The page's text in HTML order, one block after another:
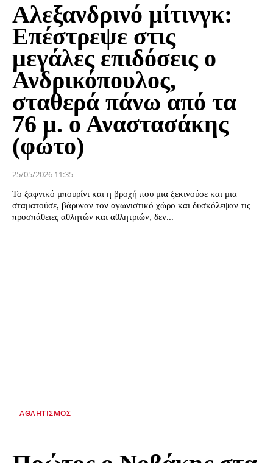
Αλεξανδρινό μίτινγκ:
Επέστρεψε στις
μεγάλες επιδόσεις ο
Ανδρικόπουλος,
σταθερά πάνω από τα
76 μ. ο Αναστασάκης
(φώτο)
25/05/2026 11:35
Το ξαφνικό μπουρίνι και η βροχή που μια ξεκινούσε και μια
σταματούσε, βάρυναν τον αγωνιστικό χώρο και δυσκόλεψαν τις
προσπάθειες αθλητών και αθλητριών, δεν...
ΑΘΛΗΤΙΣΜΌΣ